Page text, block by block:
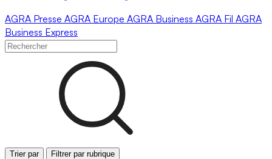
AGRA Presse AGRA Europe AGRA Business AGRA Fil AGRA
Business Express
Trier par Filtrer par rubrique